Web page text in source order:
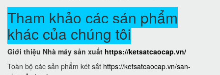
Tham khảo các sán phẩm
khác của chúng tôi
Giới thiệu Nhà máy sản xuất https://ketsatcaocap.vn/
Toàn bộ các sản phẩm két sắt https://ketsatcaocap.vn/san-